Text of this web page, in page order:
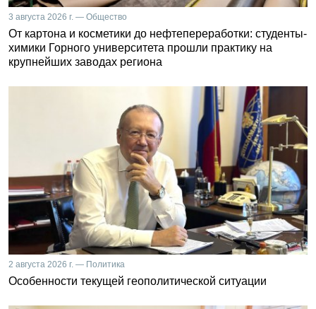
3 августа 2026 г. — Общество
От картона и косметики до нефтепереработки: студенты-
химики Горного университета прошли практику на
крупнейших заводах региона
2 августа 2026 г. — Политика
Особенности текущей геополитической ситуации